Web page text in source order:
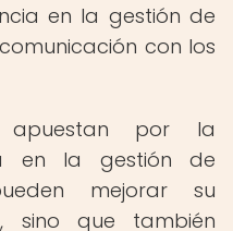
en la gestión de
con los
apuestan por la
en la gestión de
mejorar su
sino que también